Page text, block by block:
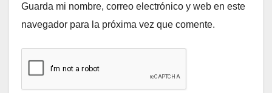
Guarda mi nombre, correo electrónico y web en este
navegador para la próxima vez que comente.